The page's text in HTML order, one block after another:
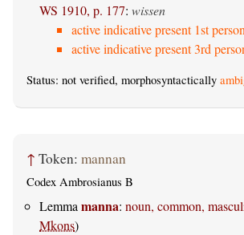
WS 1910, p. 177: wissen
active indicative present 1st
active indicative present 3rd
Status: not verified, morphosyntactically
↑ Token: mannan
Codex Ambrosianus B
Lemmamanna: noun, common,
Mkons)